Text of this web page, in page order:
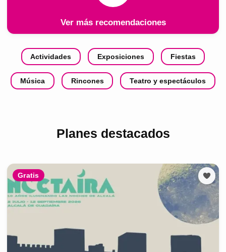
Ver más recomendaciones
Actividades Exposiciones Fiestas
Música Rincones Teatro y espectáculos
Planes destacados
Gratis